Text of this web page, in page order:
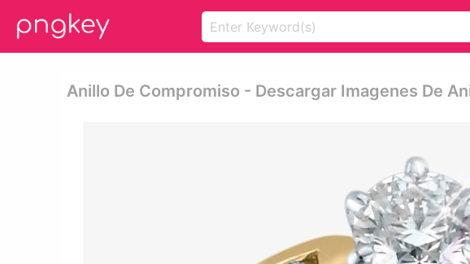
Anillo De Compromiso - Descargar Imagenes De